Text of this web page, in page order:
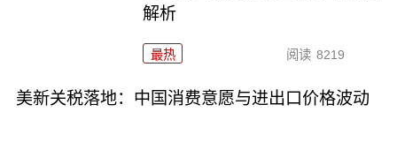
解析
最热 阅读 8219
美新关税落地：中国消费意愿与进出口价格波动